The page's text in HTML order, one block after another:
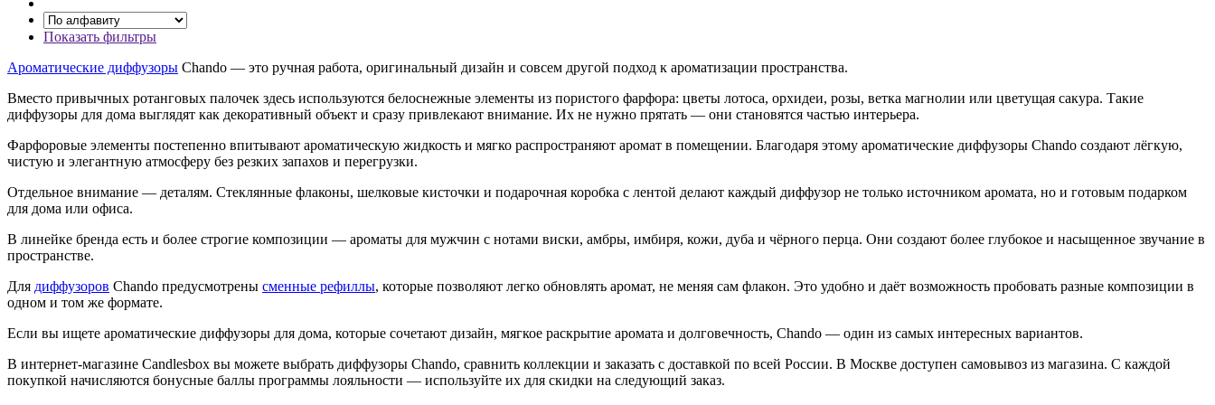
Показать фильтры
Ароматические диффузоры Chando — это ручная работа, оригинальный дизайн и совсем другой подход к ароматизации пространства.
Вместо привычных ротанговых палочек здесь используются белоснежные элементы из пористого фарфора: цветы лотоса, орхидеи, розы, ветка магнолии или цветущая сакура. Такие
диффузоры для дома выглядят как декоративный объект и сразу привлекают внимание. Их не нужно прятать — они становятся частью интерьера.
Фарфоровые элементы постепенно впитывают ароматическую жидкость и мягко распространяют аромат в помещении. Благодаря этому ароматические диффузоры Chando создают лёгкую,
чистую и элегантную атмосферу без резких запахов и перегрузки.
Отдельное внимание — деталям. Стеклянные флаконы, шелковые кисточки и подарочная коробка с лентой делают каждый диффузор не только источником аромата, но и готовым подарком
для дома или офиса.
В линейке бренда есть и более строгие композиции — ароматы для мужчин с нотами виски, амбры, имбиря, кожи, дуба и чёрного перца. Они создают более глубокое и насыщенное звучание в
пространстве.
Для диффузоров Chando предусмотрены сменные рефиллы, которые позволяют легко обновлять аромат, не меняя сам флакон. Это удобно и даёт возможность пробовать разные композиции в
одном и том же формате.
Если вы ищете ароматические диффузоры для дома, которые сочетают дизайн, мягкое раскрытие аромата и долговечность, Chando — один из самых интересных вариантов.
В интернет-магазине Candlesbox вы можете выбрать диффузоры Chando, сравнить коллекции и заказать с доставкой по всей России. В Москве доступен самовывоз из магазина. С каждой
покупкой начисляются бонусные баллы программы лояльности — используйте их для скидки на следующий заказ.